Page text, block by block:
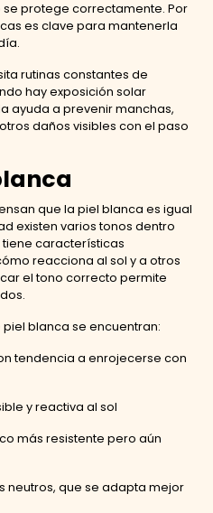
protege correctamente. Por
es clave para mantenerla
rutinas constantes de
hay exposición solar
ayuda a prevenir manchas,
daños visibles con el paso
que la piel blanca es igual
existen varios tonos dentro
características
reacciona al sol y a otros
el tono correcto permite
blanca se encuentran:
tendencia a enrojecerse con
y reactiva al sol
más resistente pero aún
neutros, que se adapta mejor